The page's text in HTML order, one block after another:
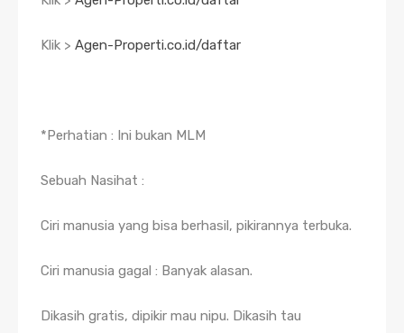
Klik > Agen-Properti.co.id/daftar
*Perhatian : Ini bukan MLM
Sebuah Nasihat :
Ciri manusia yang bisa berhasil, pikirannya terbuka.
Ciri manusia gagal : Banyak alasan.
Dikasih gratis, dipikir mau nipu. Dikasih tau